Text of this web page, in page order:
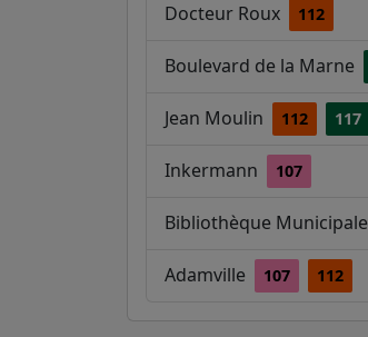
Docteur Roux 112
Boulevard de la Marne
Jean Moulin 112 117
Inkermann 107
Bibliothèque Municipale
Adamville 107 112